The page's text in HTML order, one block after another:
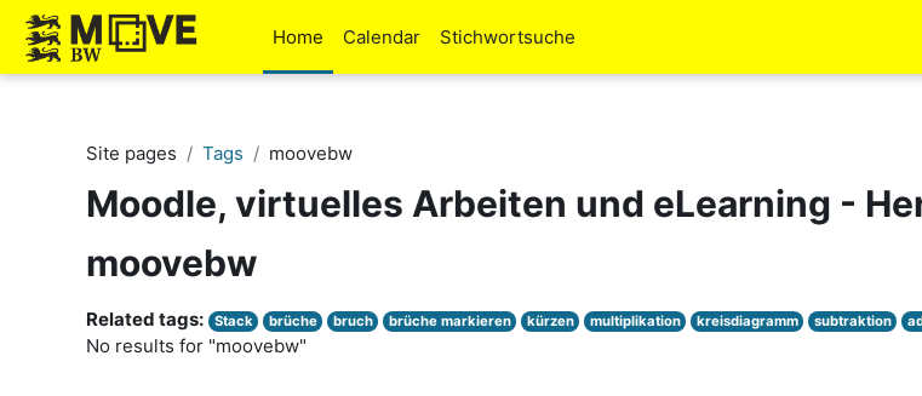
Skip to main content
Home
Calendar Stichwortsuche
Site pages Tags moovebw
Moodle, virtuelles Arbeiten und eLearning -
moovebw
Related tags: Stack brüche bruch brüche markieren kürzen multiplikation kreisdiagramm subtraktion
No results for "moovebw"